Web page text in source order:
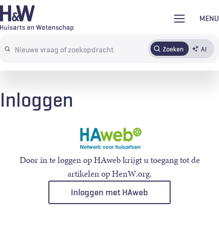
Overslaan
en
de
MENU
Search
terms
Zoeken AI
AbonnerenTijdschrift Inloggen
Inloggen
Door in te loggen op HAweb krijgt u toegang tot de
artikelen op HenW.org.